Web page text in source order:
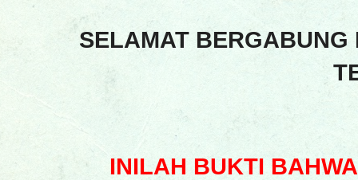
SELAMAT
INILAH BUKTI